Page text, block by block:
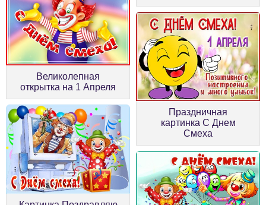
Великолепная
открытка на 1 Апреля
Праздничная
картинка С Днем
Смеха